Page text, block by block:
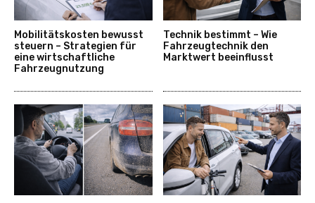
Mobilitätskosten bewusst
steuern – Strategien für
eine wirtschaftliche
Fahrzeugnutzung
Technik bestimmt – Wie
Fahrzeugtechnik den
Marktwert beeinflusst